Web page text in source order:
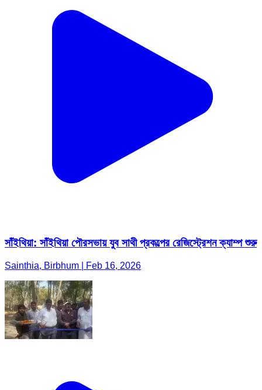
সাঁইথিয়া: সাঁইথিয়া পৌরসভায় যুব সাথী প্রকল্পের রেজিস্ট্রেশন ক্যাম্প শুরু
Sainthia, Birbhum | Feb 16, 2026